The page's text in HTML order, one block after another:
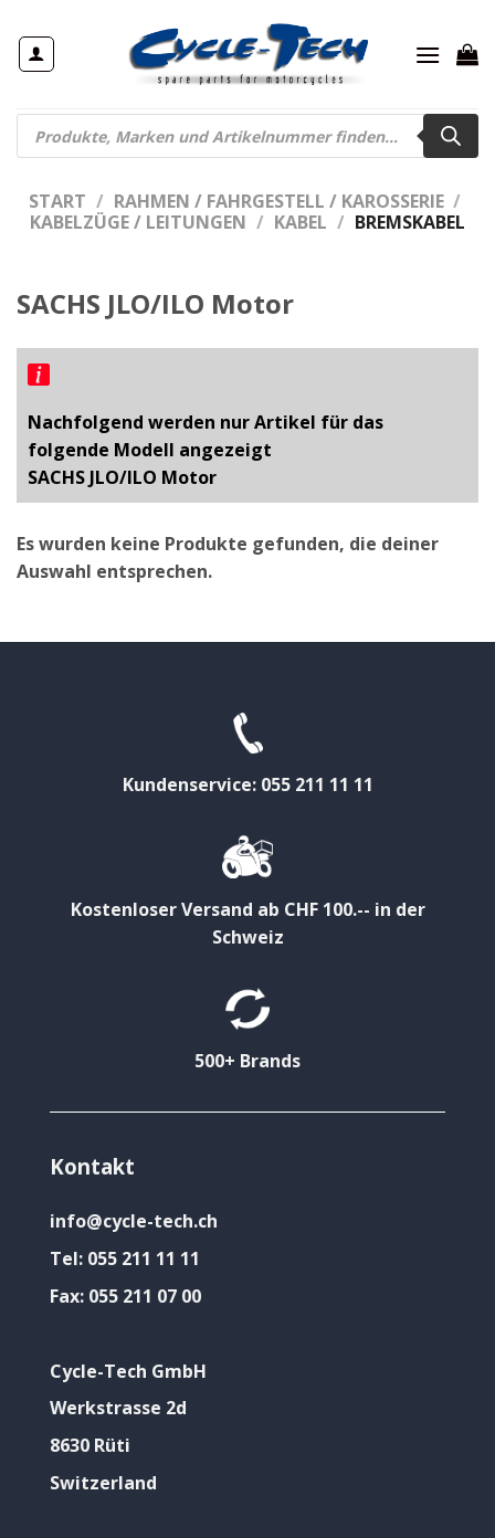
Inhalt
springen
Products
search
START / RAHMEN / FAHRGESTELL / KAROSSERIE /
KABELZÜGE / LEITUNGEN / KABEL / BREMSKABEL
SACHS JLO/ILO Motor
Nachfolgend werden nur Artikel für das
folgende Modell angezeigt
SACHS JLO/ILO Motor
Es wurden keine Produkte gefunden, die deiner
Auswahl entsprechen.
Kundenservice: 055 211 11 11
Kostenloser Versand ab CHF 100.-- in der
Schweiz
500+ Brands
Kontakt
info@cycle-tech.ch
Tel: 055 211 11 11
Fax: 055 211 07 00
Cycle-Tech GmbH
Werkstrasse 2d
8630 Rüti
Switzerland